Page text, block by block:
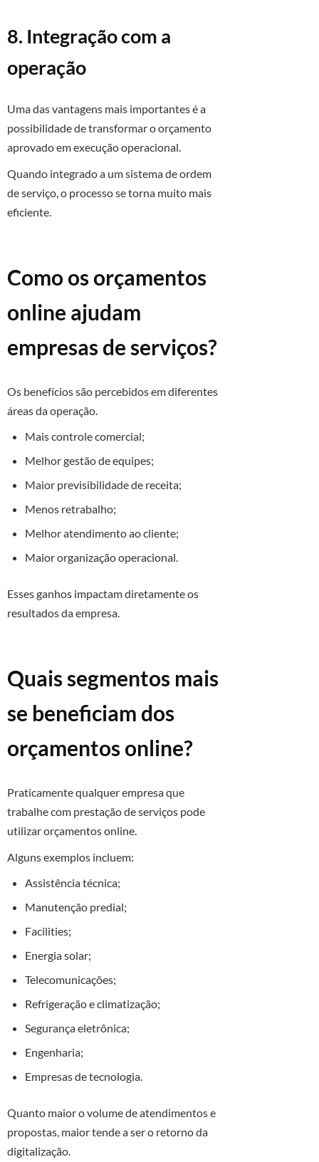
8. Integração com a
operação
Uma das vantagens mais importantes é a
possibilidade de transformar o orçamento
aprovado em execução operacional.
Quando integrado a um sistema de ordem
de serviço, o processo se torna muito mais
eficiente.
Como os orçamentos
online ajudam
empresas de serviços?
Os benefícios são percebidos em diferentes
áreas da operação.
Mais controle comercial;
Melhor gestão de equipes;
Maior previsibilidade de receita;
Menos retrabalho;
Melhor atendimento ao cliente;
Maior organização operacional.
Esses ganhos impactam diretamente os
resultados da empresa.
Quais segmentos mais
se beneficiam dos
orçamentos online?
Praticamente qualquer empresa que
trabalhe com prestação de serviços pode
utilizar orçamentos online.
Alguns exemplos incluem:
Assistência técnica;
Manutenção predial;
Facilities;
Energia solar;
Telecomunicações;
Refrigeração e climatização;
Segurança eletrônica;
Engenharia;
Empresas de tecnologia.
Quanto maior o volume de atendimentos e
propostas, maior tende a ser o retorno da
digitalização.